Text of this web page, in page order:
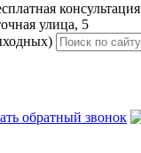
консультация
улица, 5
обратный звонок